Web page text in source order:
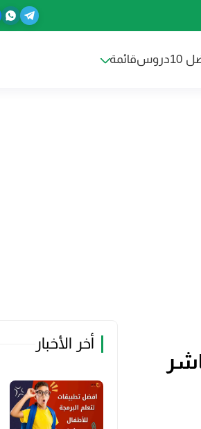
10 دروسقائمة
أخر الأخبار